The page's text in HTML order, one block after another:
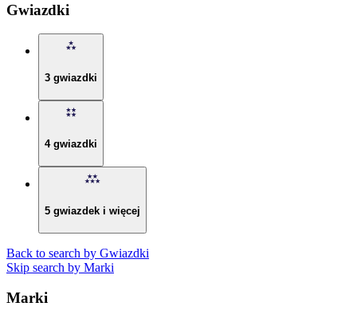
Gwiazdki
3 gwiazdki
4 gwiazdki
5 gwiazdek i więcej
Back to search by Gwiazdki
Skip search by Marki
Marki